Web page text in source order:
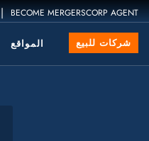
BECOME MERGERSCORP AGENT
|
المواقع شركات للبيع